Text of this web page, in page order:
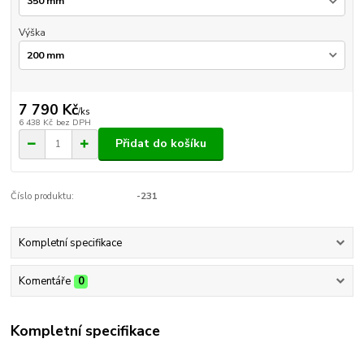
Výška
7 790 Kč/ks
6 438 Kč bez DPH
Přidat do košíku
Číslo produktu: -231
Kompletní specifikace
Komentáře 0
Kompletní specifikace